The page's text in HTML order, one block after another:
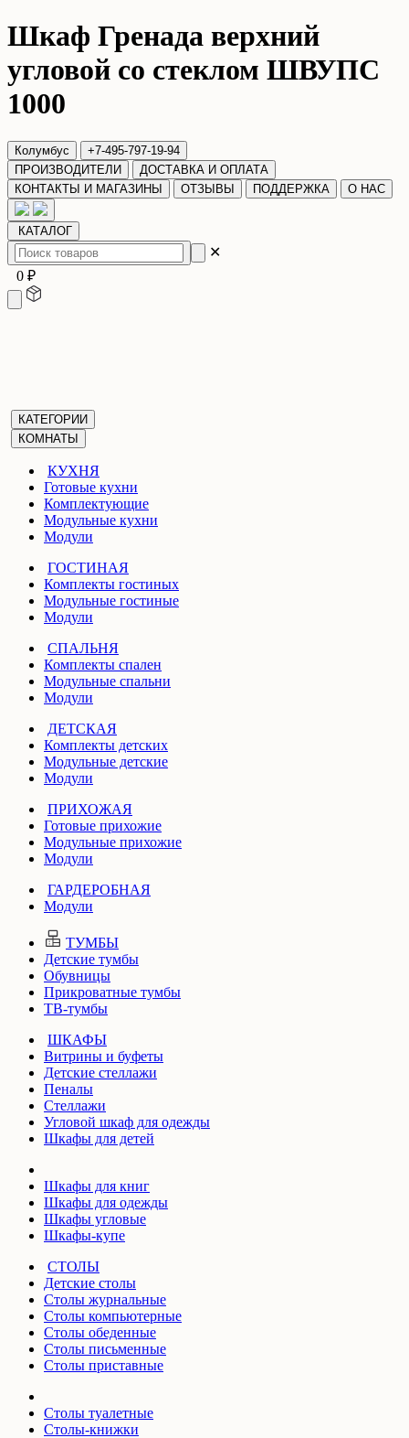
Шкаф Гренада верхний
угловой со стеклом ШВУПС
1000
Колумбус
+7-495-797-19-94
ПРОИЗВОДИТЕЛИ
ДОСТАВКА И ОПЛАТА
КОНТАКТЫ И МАГАЗИНЫ
ОТЗЫВЫ ПОДДЕРЖКА О НАС
КАТАЛОГ
✕
0 ₽
КАТЕГОРИИ
КОМНАТЫ
КУХНЯ
Готовые кухни
Комплектующие
Модульные кухни
Модули
ГОСТИНАЯ
Комплекты гостиных
Модульные гостиные
Модули
СПАЛЬНЯ
Комплекты спален
Модульные спальни
Модули
ДЕТСКАЯ
Комплекты детских
Модульные детские
Модули
ПРИХОЖАЯ
Готовые прихожие
Модульные прихожие
Модули
ГАРДЕРОБНАЯ
Модули
ТУМБЫ
Детские тумбы
Обувницы
Прикроватные тумбы
ТВ-тумбы
ШКАФЫ
Витрины и буфеты
Детские стеллажи
Пеналы
Стеллажи
Угловой шкаф для одежды
Шкафы для детей
Шкафы для книг
Шкафы для одежды
Шкафы угловые
Шкафы-купе
СТОЛЫ
Детские столы
Столы журнальные
Столы компьютерные
Столы обеденные
Столы письменные
Столы приставные
Столы туалетные
Столы-книжки